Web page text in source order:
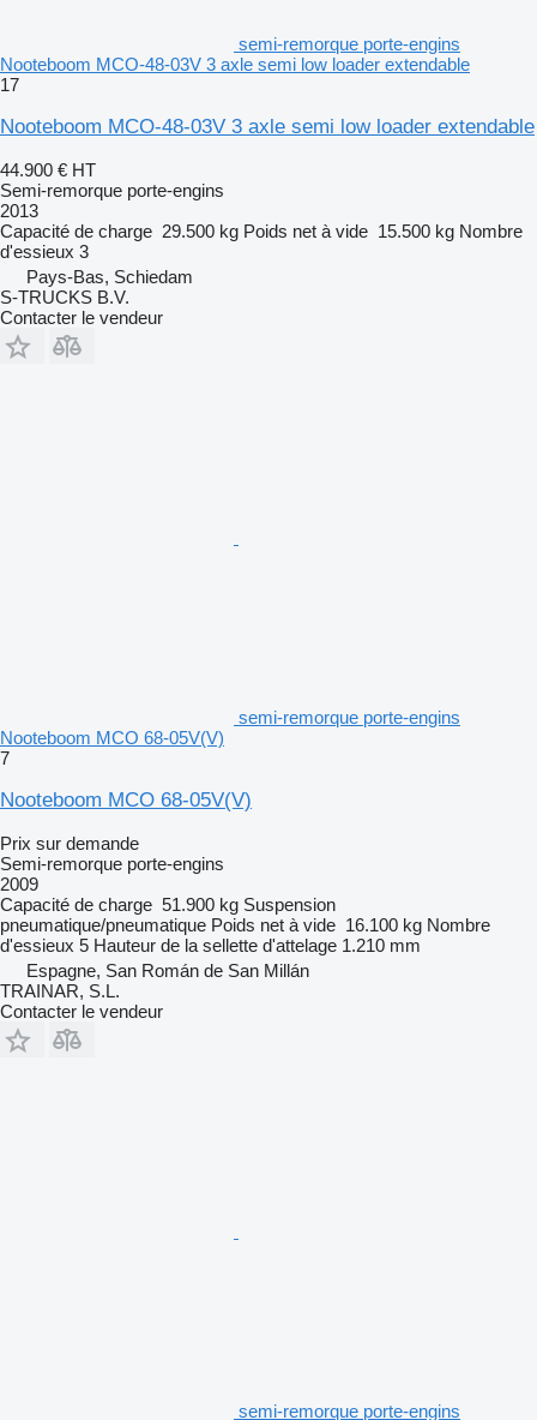
semi-remorque porte-engins
Nooteboom MCO-48-03V 3 axle semi low loader extendable
17
Nooteboom MCO-48-03V 3 axle semi low loader extendable
44.900 € HT
Semi-remorque porte-engins
2013
Capacité de charge 29.500 kg Poids net à vide 15.500 kg Nombre
d'essieux 3
Pays-Bas, Schiedam
S-TRUCKS B.V.
Contacter le vendeur
semi-remorque porte-engins
Nooteboom MCO 68-05V(V)
7
Nooteboom MCO 68-05V(V)
Prix sur demande
Semi-remorque porte-engins
2009
Capacité de charge 51.900 kg Suspension
pneumatique/pneumatique Poids net à vide 16.100 kg Nombre
d'essieux 5 Hauteur de la sellette d'attelage 1.210 mm
Espagne, San Román de San Millán
TRAINAR, S.L.
Contacter le vendeur
semi-remorque porte-engins